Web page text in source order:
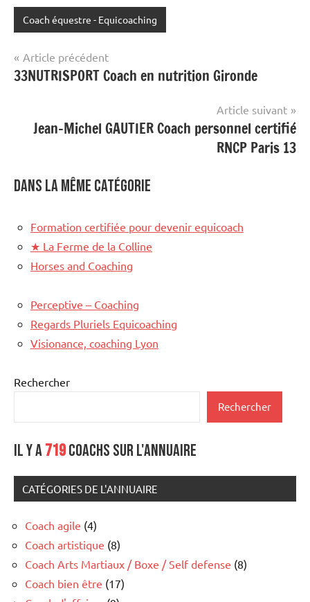
Coach équestre - Equicoaching
Navigation
de
Article précédent
33NUTRISPORT Coach en nutrition Gironde
Article suivant
Jean-Michel GAUTIER Coach personnel certifié
RNCP Paris 13
Dans la même catégorie
Formation certifiée pour devenir equicoach
★ La Ferme de la Colline
Horses and Coaching
Perceptive – Coaching
Regards Pluriels Equicoaching
Visionance, coaching Lyon
Rechercher
Rechercher
Il y a719coachs sur l'annuaire
CATÉGORIES DE L'ANNUAIRE
Coach agile (4)
Coach artistique (8)
Coach Arts Martiaux / Boxe / Self defense (8)
Coach bien être (17)